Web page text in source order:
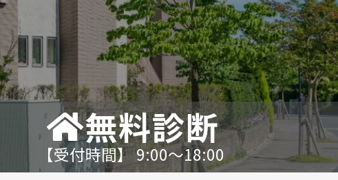
無料診断
【受付時間】 9:00〜18:00